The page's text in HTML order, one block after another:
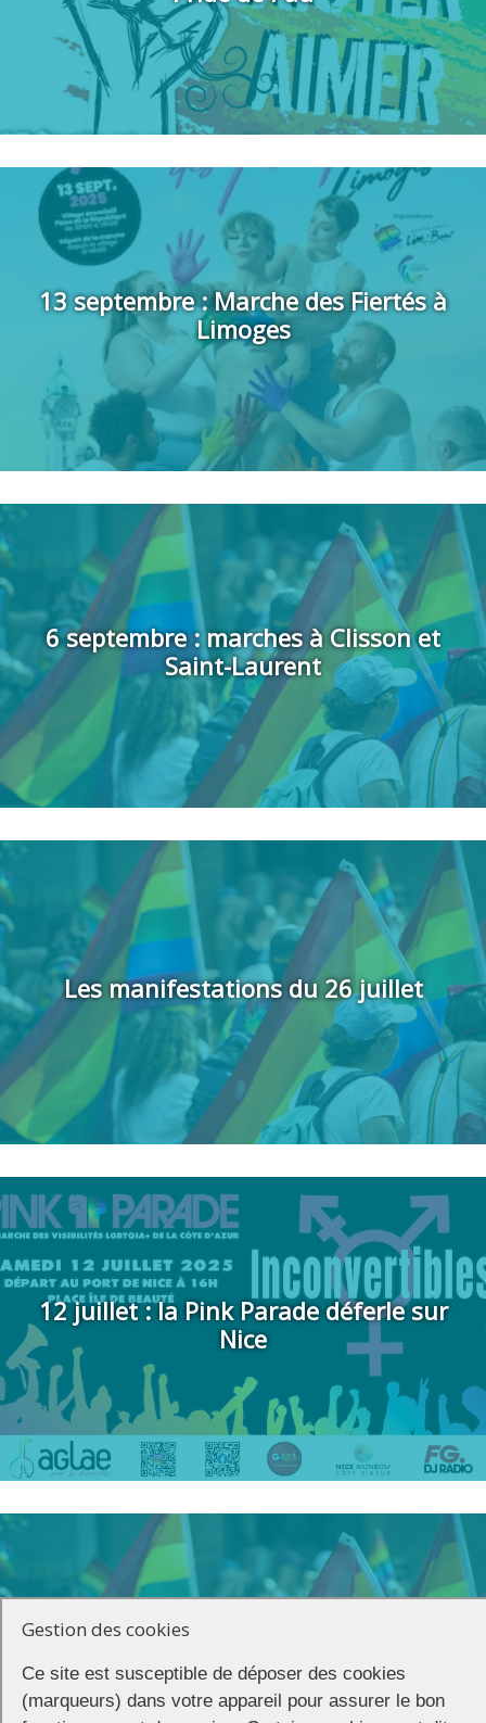
13 septembre : Marche des Fiertés à
Limoges
6 septembre : marches à Clisson et
Saint-Laurent
Les manifestations du 26 juillet
12 juillet : la Pink Parade déferle sur
Nice
Programme de la Pink Parade de Nice.
Les manifestations du 5 juillet
Annecy, Bourges, Cluny, Epinal, Le Havre, Le Mans, Lisieux,
Marseille, Nîmes, Perpignan, Quimper, Saint-Malo,...
Gestion des cookies
Ce site est susceptible de déposer des cookies
(marqueurs) dans votre appareil pour assurer le bon